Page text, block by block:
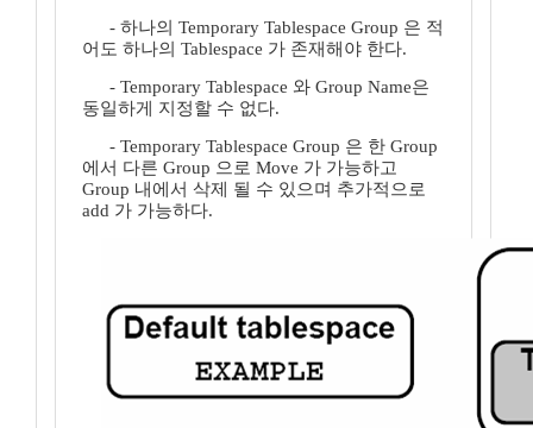
- 하나의 Temporary Tablespace Group 은 적
어도 하나의 Tablespace 가 존재해야 한다.
- Temporary Tablespace 와 Group Name은
동일하게 지정할 수 없다.
- Temporary Tablespace Group 은 한 Group
에서 다른 Group 으로 Move 가 가능하고
Group 내에서 삭제 될 수 있으며 추가적으로
add 가 가능하다.